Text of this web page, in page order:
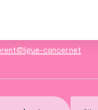
cancer.net